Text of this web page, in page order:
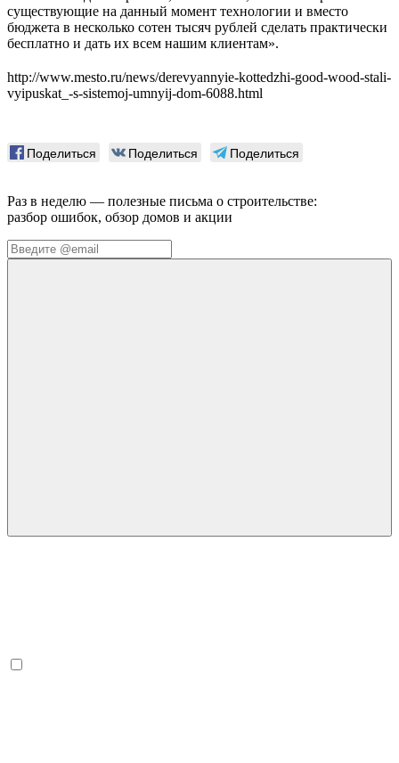
существующие на данный момент технологии и вместо
бюджета в несколько сотен тысяч рублей сделать практически
бесплатно и дать их всем нашим клиентам».
http://www.mesto.ru/news/derevyannyie-kottedzhi-good-wood-stali-
vyipuskat_-s-sistemoj-umnyij-dom-6088.html
Поделиться Поделиться Поделиться
Раз в неделю — полезные письма о строительстве:
разбор ошибок, обзор домов и акции